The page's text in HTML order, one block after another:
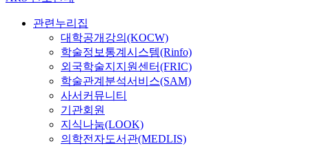
관련누리집
대학공개강의(KOCW)
학술정보통계시스템(Rinfo)
외국학술지지원센터(FRIC)
학술관계분석서비스(SAM)
사서커뮤니티
기관회원
지식나눔(LOOK)
의학전자도서관(MEDLIS)